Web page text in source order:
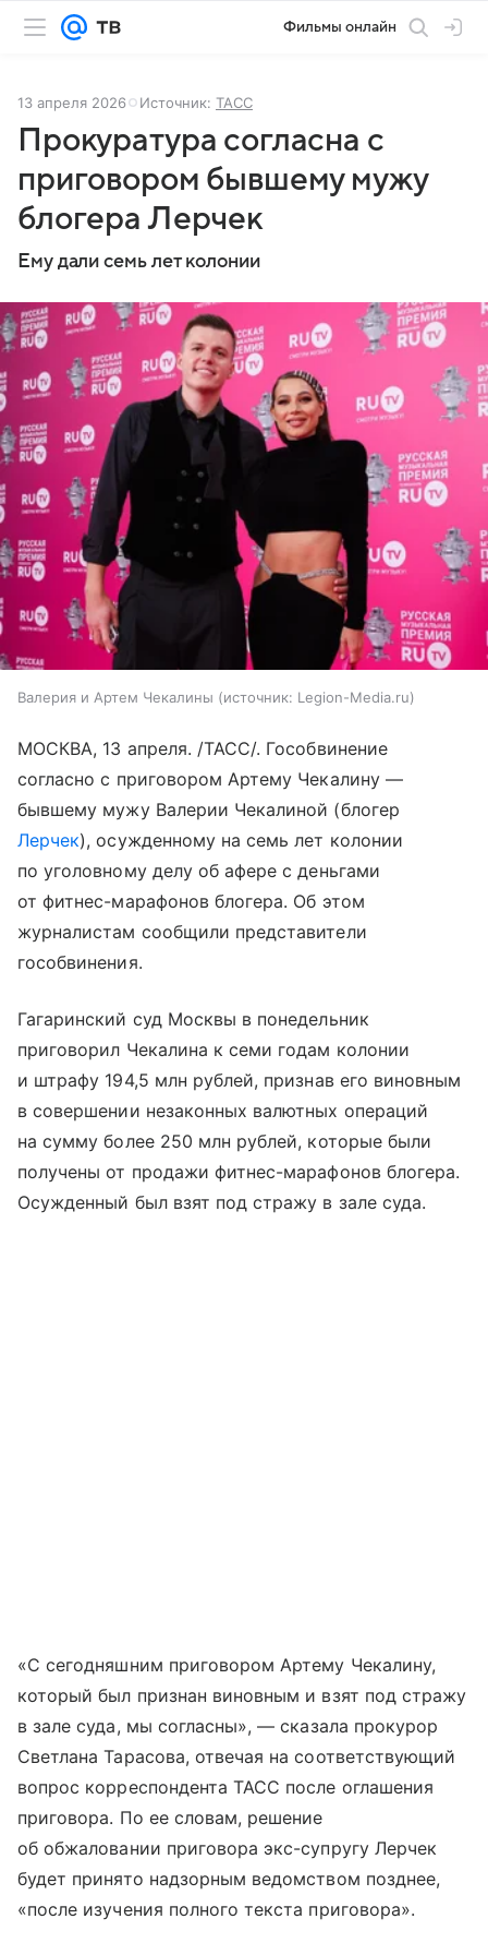
Фильмы онлайн
13 апреля 2026 Источник: ТАСС
Прокуратура согласна с
приговором бывшему мужу
блогера Лерчек
Ему дали семь лет колонии
Валерия и Артем Чекалины источник: Legion-Media.ru
МОСКВА, 13 апреля. /ТАСС/. Гособвинение
согласно с приговором Артему Чекалину —
бывшему мужу Валерии Чекалиной (блогер
Лерчек), осужденному на семь лет колонии
по уголовному делу об афере с деньгами
от фитнес-марафонов блогера. Об этом
журналистам сообщили представители
гособвинения.
Гагаринский суд Москвы в понедельник
приговорил Чекалина к семи годам колонии
и штрафу 194,5 млн рублей, признав его виновным
в совершении незаконных валютных операций
на сумму более 250 млн рублей, которые были
получены от продажи фитнес-марафонов блогера.
Осужденный был взят под стражу в зале суда.
«С сегодняшним приговором Артему Чекалину,
который был признан виновным и взят под стражу
в зале суда, мы согласны», — сказала прокурор
Светлана Тарасова, отвечая на соответствующий
вопрос корреспондента ТАСС после оглашения
приговора. По ее словам, решение
об обжаловании приговора экс-супругу Лерчек
будет принято надзорным ведомством позднее,
«после изучения полного текста приговора».